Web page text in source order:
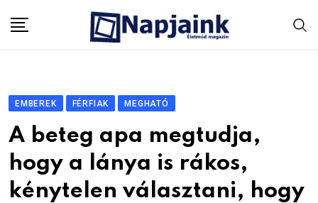
EMBEREK FÉRFIAK MEGHATÓ
A beteg apa megtudja,
hogy a lánya is rákos,
kénytelen választani, hogy